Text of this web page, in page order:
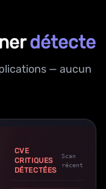
détecte
— aucun
CVE
CRITIQUES
DÉTECTÉES
Scan
récent